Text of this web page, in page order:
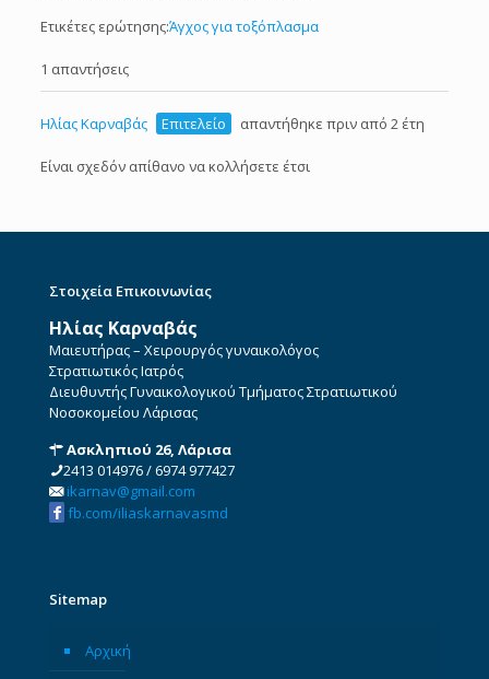
Ετικέτες ερώτησης:Άγχος για τοξόπλασμα
1 απαντήσεις
Ηλίας Καρναβάς Επιτελείο απαντήθηκε πριν από 2 έτη
Είναι σχεδόν απίθανο να κολλήσετε έτσι
Στοιχεία Επικοινωνίας
Ηλίας Καρναβάς
Μαιευτήρας – Χειρουργός γυναικολόγος
Στρατιωτικός Ιατρός
Διευθυντής Γυναικολογικού Τμήματος Στρατιωτικού
Νοσοκομείου Λάρισας
Ασκληπιού 26, Λάρισα
2413 014976/6974 977427
ikarnav@gmail.com
fb.com/iliaskarnavasmd
Sitemap
Αρχική